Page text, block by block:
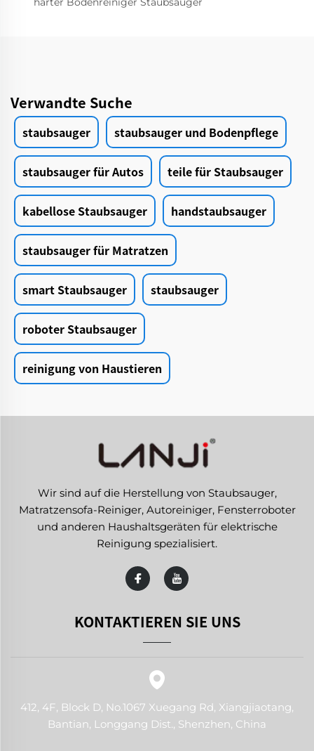
Verwandte Suche
staubsauger staubsauger und Bodenpflege
staubsauger für Autos teile für Staubsauger
kabellose Staubsauger handstaubsauger
staubsauger für Matratzen
smart Staubsauger staubsauger
roboter Staubsauger
reinigung von Haustieren
Wir sind auf die Herstellung von Staubsauger,
Matratzensofa-Reiniger, Autoreiniger, Fensterroboter
und anderen Haushaltsgeräten für elektrische
Reinigung spezialisiert.
KONTAKTIEREN SIE UNS
412, 4F, Block D, No.1067 Xuegang Rd, Xiangjiaotang,
Bantian, Longgang Dist., Shenzhen, China